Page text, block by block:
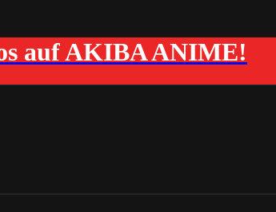
auf AKIBA ANIME!